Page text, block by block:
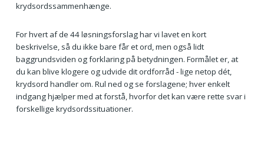
krydsordssammenhænge.
For hvert af de 44 løsningsforslag har vi lavet en kort
beskrivelse, så du ikke bare får et ord, men også lidt
baggrundsviden og forklaring på betydningen. Formålet er, at
du kan blive klogere og udvide dit ordforråd - lige netop dét,
krydsord handler om. Rul ned og se forslagene; hver enkelt
indgang hjælper med at forstå, hvorfor det kan være rette svar i
forskellige krydsordssituationer.